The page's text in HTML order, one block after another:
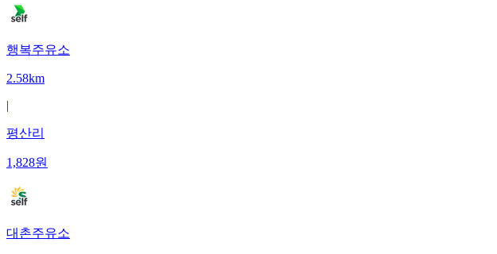
행복주유소
2.58km
|
평산리
1,828원
대촌주유소